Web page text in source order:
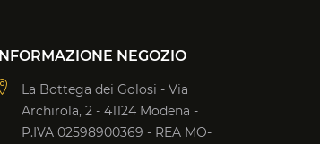
INFORMAZIONE NEGOZIO
La Bottega dei Golosi - Via
Archirola, 2 - 41124 Modena -
P.IVA 02598900369 - REA MO-